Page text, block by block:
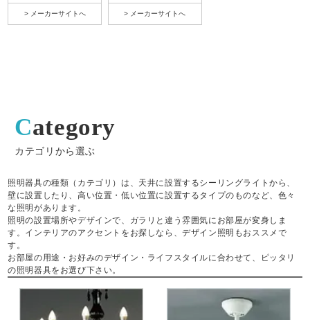
> メーカーサイトへ > メーカーサイトへ
Category
カテゴリから選ぶ
照明器具の種類（カテゴリ）は、天井に設置するシーリングライトから、
壁に設置したり、高い位置・低い位置に設置するタイプのものなど、色々
な照明があります。
照明の設置場所やデザインで、ガラリと違う雰囲気にお部屋が変身しま
す。インテリアのアクセントをお探しなら、デザイン照明もおススメで
す。
お部屋の用途・お好みのデザイン・ライフスタイルに合わせて、ピッタリ
の照明器具をお選び下さい。